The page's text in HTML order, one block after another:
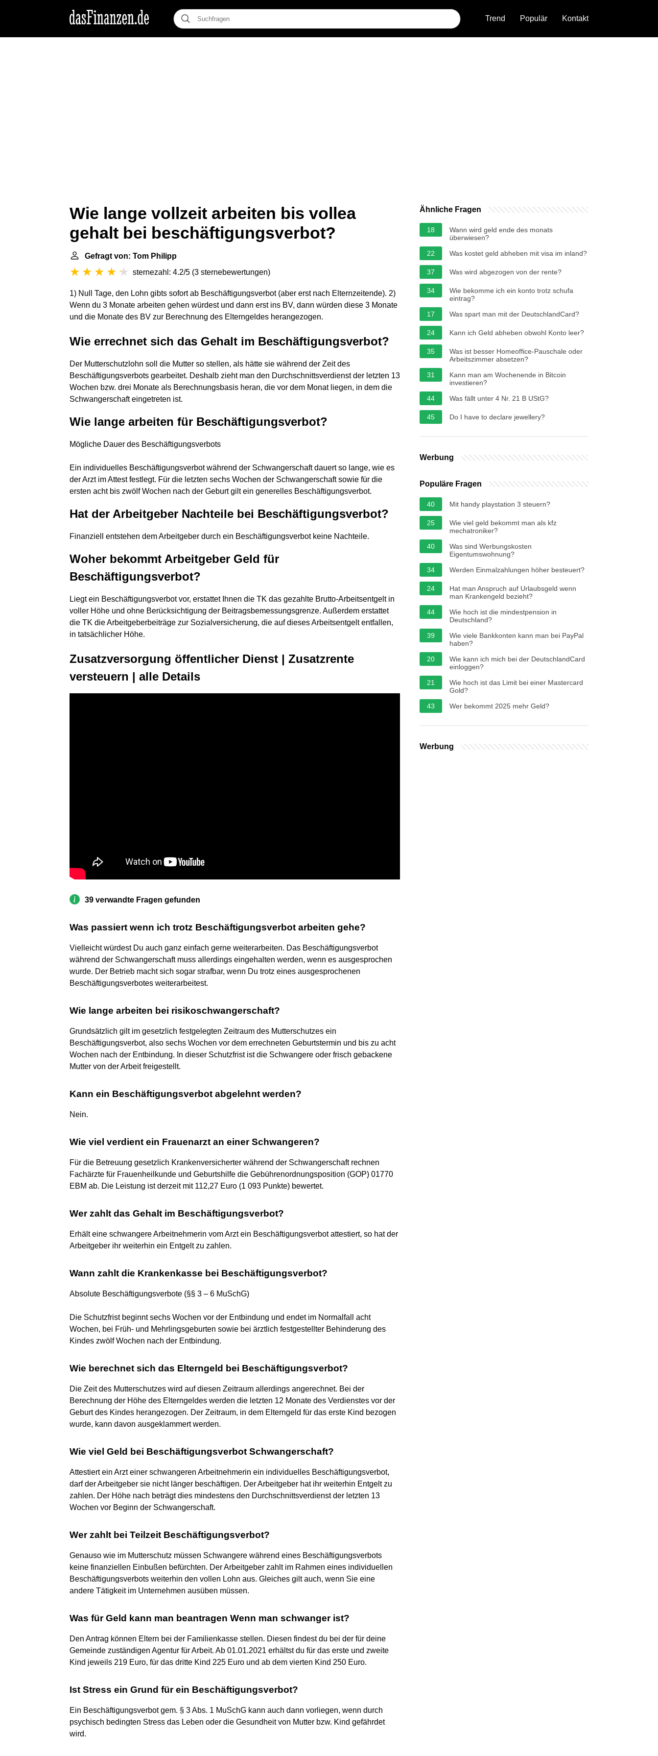
Trend Populär Kontakt
Wie lange vollzeit arbeiten bis vollea
gehalt bei beschäftigungsverbot?
Gefragt von: Tom Philipp
sternezahl: 4.2/5 (3 sternebewertungen)
1) Null Tage, den Lohn gibts sofort ab Beschäftigungsverbot (aber erst nach Elternzeitende). 2)
Wenn du 3 Monate arbeiten gehen würdest und dann erst ins BV, dann würden diese 3 Monate
und die Monate des BV zur Berechnung des Elterngeldes herangezogen.
Wie errechnet sich das Gehalt im Beschäftigungsverbot?
Der Mutterschutzlohn soll die Mutter so stellen, als hätte sie während der Zeit des
Beschäftigungsverbots gearbeitet. Deshalb zieht man den Durchschnittsverdienst der letzten 13
Wochen bzw. drei Monate als Berechnungsbasis heran, die vor dem Monat liegen, in dem die
Schwangerschaft eingetreten ist.
Wie lange arbeiten für Beschäftigungsverbot?
Mögliche Dauer des Beschäftigungsverbots
Ein individuelles Beschäftigungsverbot während der Schwangerschaft dauert so lange, wie es
der Arzt im Attest festlegt. Für die letzten sechs Wochen der Schwangerschaft sowie für die
ersten acht bis zwölf Wochen nach der Geburt gilt ein generelles Beschäftigungsverbot.
Hat der Arbeitgeber Nachteile bei Beschäftigungsverbot?
Finanziell entstehen dem Arbeitgeber durch ein Beschäftigungsverbot keine Nachteile.
Woher bekommt Arbeitgeber Geld für
Beschäftigungsverbot?
Liegt ein Beschäftigungsverbot vor, erstattet Ihnen die TK das gezahlte Brutto-Arbeitsentgelt in
voller Höhe und ohne Berücksichtigung der Beitragsbemessungsgrenze. Außerdem erstattet
die TK die Arbeitgeberbeiträge zur Sozialversicherung, die auf dieses Arbeitsentgelt entfallen,
in tatsächlicher Höhe.
Zusatzversorgung öffentlicher Dienst | Zusatzrente
versteuern | alle Details
39 verwandte Fragen gefunden
Was passiert wenn ich trotz Beschäftigungsverbot arbeiten gehe?
Vielleicht würdest Du auch ganz einfach gerne weiterarbeiten. Das Beschäftigungsverbot
während der Schwangerschaft muss allerdings eingehalten werden, wenn es ausgesprochen
wurde. Der Betrieb macht sich sogar strafbar, wenn Du trotz eines ausgesprochenen
Beschäftigungsverbotes weiterarbeitest.
Wie lange arbeiten bei risikoschwangerschaft?
Grundsätzlich gilt im gesetzlich festgelegten Zeitraum des Mutterschutzes ein
Beschäftigungsverbot, also sechs Wochen vor dem errechneten Geburtstermin und bis zu acht
Wochen nach der Entbindung. In dieser Schutzfrist ist die Schwangere oder frisch gebackene
Mutter von der Arbeit freigestellt.
Kann ein Beschäftigungsverbot abgelehnt werden?
Nein.
Wie viel verdient ein Frauenarzt an einer Schwangeren?
Für die Betreuung gesetzlich Krankenversicherter während der Schwangerschaft rechnen
Fachärzte für Frauenheilkunde und Geburtshilfe die Gebührenordnungsposition (GOP) 01770
EBM ab. Die Leistung ist derzeit mit 112,27 Euro (1 093 Punkte) bewertet.
Wer zahlt das Gehalt im Beschäftigungsverbot?
Erhält eine schwangere Arbeitnehmerin vom Arzt ein Beschäftigungsverbot attestiert, so hat der
Arbeitgeber ihr weiterhin ein Entgelt zu zahlen.
Wann zahlt die Krankenkasse bei Beschäftigungsverbot?
Absolute Beschäftigungsverbote (§§ 3 – 6 MuSchG)
Die Schutzfrist beginnt sechs Wochen vor der Entbindung und endet im Normalfall acht
Wochen, bei Früh- und Mehrlingsgeburten sowie bei ärztlich festgestellter Behinderung des
Kindes zwölf Wochen nach der Entbindung.
Wie berechnet sich das Elterngeld bei Beschäftigungsverbot?
Die Zeit des Mutterschutzes wird auf diesen Zeitraum allerdings angerechnet. Bei der
Berechnung der Höhe des Elterngeldes werden die letzten 12 Monate des Verdienstes vor der
Geburt des Kindes herangezogen. Der Zeitraum, in dem Elterngeld für das erste Kind bezogen
wurde, kann davon ausgeklammert werden.
Wie viel Geld bei Beschäftigungsverbot Schwangerschaft?
Attestiert ein Arzt einer schwangeren Arbeitnehmerin ein individuelles Beschäftigungsverbot,
darf der Arbeitgeber sie nicht länger beschäftigen. Der Arbeitgeber hat ihr weiterhin Entgelt zu
zahlen. Der Höhe nach beträgt dies mindestens den Durchschnittsverdienst der letzten 13
Wochen vor Beginn der Schwangerschaft.
Wer zahlt bei Teilzeit Beschäftigungsverbot?
Genauso wie im Mutterschutz müssen Schwangere während eines Beschäftigungsverbots
keine finanziellen Einbußen befürchten. Der Arbeitgeber zahlt im Rahmen eines individuellen
Beschäftigungsverbots weiterhin den vollen Lohn aus. Gleiches gilt auch, wenn Sie eine
andere Tätigkeit im Unternehmen ausüben müssen.
Was für Geld kann man beantragen Wenn man schwanger ist?
Den Antrag können Eltern bei der Familienkasse stellen. Diesen findest du bei der für deine
Gemeinde zuständigen Agentur für Arbeit. Ab 01.01.2021 erhältst du für das erste und zweite
Kind jeweils 219 Euro, für das dritte Kind 225 Euro und ab dem vierten Kind 250 Euro.
Ist Stress ein Grund für ein Beschäftigungsverbot?
Ein Beschäftigungsverbot gem. § 3 Abs. 1 MuSchG kann auch dann vorliegen, wenn durch
psychisch bedingten Stress das Leben oder die Gesundheit von Mutter bzw. Kind gefährdet
wird.
Ähnliche Fragen
18
Wann wird geld ende des monats
überwiesen?
22
Was kostet geld abheben mit visa im inland?
37 Was wird abgezogen von der rente?
34
Wie bekomme ich ein konto trotz schufa
eintrag?
17
Was spart man mit der DeutschlandCard?
24 Kann ich Geld abheben obwohl Konto leer?
35
Was ist besser Homeoffice-Pauschale oder
Arbeitszimmer absetzen?
31
Kann man am Wochenende in Bitcoin
investieren?
44
Was fällt unter 4 Nr. 21 B UStG?
45 Do I have to declare jewellery?
Werbung
Populäre Fragen
40 Mit handy playstation 3 steuern?
25
Wie viel geld bekommt man als kfz
mechatroniker?
40
Was sind Werbungskosten
Eigentumswohnung?
34
Werden Einmalzahlungen höher besteuert?
24
Hat man Anspruch auf Urlaubsgeld wenn
man Krankengeld bezieht?
44
Wie hoch ist die mindestpension in
Deutschland?
39
Wie viele Bankkonten kann man bei PayPal
haben?
20
Wie kann ich mich bei der DeutschlandCard
einloggen?
21
Wie hoch ist das Limit bei einer Mastercard
Gold?
43
Wer bekommt 2025 mehr Geld?
Werbung